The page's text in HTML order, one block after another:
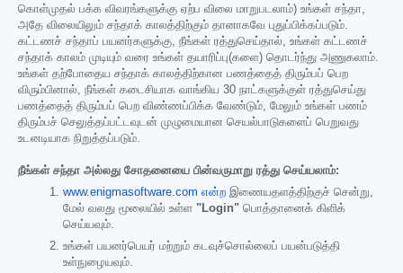
கொள்முதல் பக்க விவரங்களுக்கு ஏற்ப விலை மாறுபடலாம்) உங்கள் சந்தா,
அதே விலையிலும் சந்தாக் காலத்திற்கும் தானாகவே புதுப்பிக்கப்படும்.
கட்டணச் சந்தாப் பயனர்களுக்கு, நீங்கள் ரத்துசெய்தால், உங்கள் கட்டணச்
சந்தாக் காலம் முடியும் வரை உங்கள் தயாரிப்பு(களை) தொடர்ந்து அணுகலாம்.
உங்கள் தற்போதைய சந்தாக் காலத்திற்கான பணத்தைத் திரும்பப் பெற
விரும்பினால், நீங்கள் கடைசியாக வாங்கிய 30 நாட்களுக்குள் ரத்துசெய்து
பணத்தைத் திரும்பப் பெற விண்ணப்பிக்க வேண்டும், மேலும் உங்கள் பணம்
திரும்பச் செலுத்தப்பட்டவுடன் முழுமையான செயல்பாடுகளைப் பெறுவது
உடனடியாக நிறுத்தப்படும்.
நீங்கள் சந்தா அல்லது சோதனையை பின்வருமாறு ரத்து செய்யலாம்:
www.enigmasoftware.com என்ற இணையதளத்திற்குச் சென்று,
மேல் வலது மூலையில் உள்ள "Login" பொத்தானைக் கிளிக்
செய்யவும்.
உங்கள் பயனர்பெயர் மற்றும் கடவுச்சொல்லைப் பயன்படுத்தி
உள்நுழையவும்.